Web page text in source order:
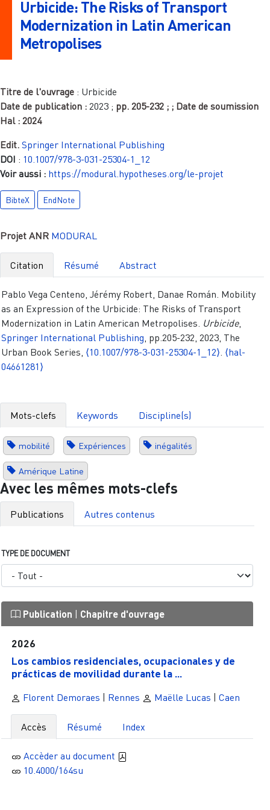
Urbicide: The Risks of Transport
Modernization in Latin American
Metropolises
Titre de l'ouvrage : Urbicide
Date de publication : 2023 ; pp. 205-232 ; ; Date de soumission
Hal : 2024
Edit. Springer International Publishing
DOI : 10.1007/978-3-031-25304-1_12
Voir aussi : https://modural.hypotheses.org/le-projet
BibteX EndNote
Projet ANR MODURAL
Citation Résumé Abstract
Pablo Vega Centeno, Jérémy Robert, Danae Román. Mobility
as an Expression of the Urbicide: The Risks of Transport
Modernization in Latin American Metropolises. Urbicide,
Springer International Publishing , pp.205-232, 2023, The
Urban Book Series, ⟨10.1007/978-3-031-25304-1_12⟩ ⟨hal-
04661281⟩
Mots-clefs Keywords Discipline(s)
mobilité Expériences inégalités
Amérique Latine
Avec les mêmes mots-clefs
Publications Autres contenus
TYPE DE DOCUMENT
Publication | Chapitre d'ouvrage
2026
Los cambios residenciales, ocupacionales y de
prácticas de movilidad durante la ...
Florent Demoraes Rennes Maëlle Lucas Caen
Accès Résumé Index
Accèder au document
10.4000/164su